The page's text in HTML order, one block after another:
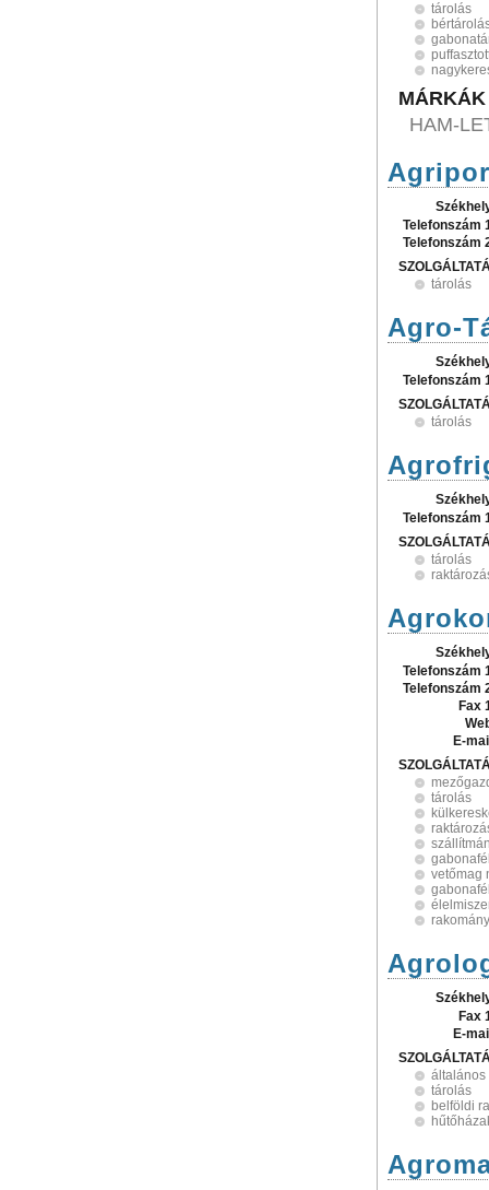
tárolás
MÁRKÁK
HAM-
Telefonszám
Telefonszám
tárolás
Agro-
Telefonszám
tárolás
Telefonszám
tárolás
Telefonszám
Telefonszám
Fax
E-
tárolás
vetőmag
Fax
E-
általános
tárolás
belföldi